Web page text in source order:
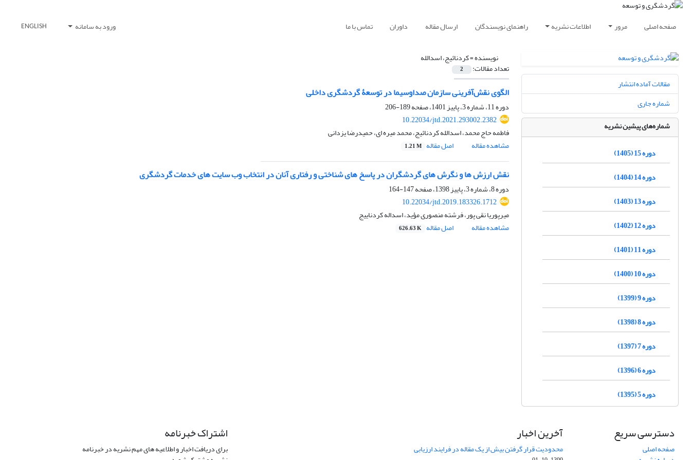
صفحه اصلی مرور اطلاعات نشریه راهنمای نویسندگان ارسال مقاله داوران تماس با ما ورود به سامانه ENGLISH
نویسنده =کردنائیج، اسدالله
تعداد مقالات: 2
الگوی نقش‌آفرینی سازمان صداوسیما در توسعۀ گردشگری داخلی
دوره 11، شماره 3، پاییز 1401، صفحه
189-206
10.22034/jtd.2021.293002.2382
فاطمه حاج محمد، اسدالله کردنائیج، محمد میره ای، حمیدرضا یزدانی
مشاهده مقاله
اصل مقاله 1.21 M
نقش ارزش ها و نگرش های گردشگران در پاسخ های شناختی و رفتاری آنان در انتخاب وب سایت های خدمات گردشگری
دوره 8، شماره 3، پاییز 1398، صفحه
147-164
10.22034/jtd.2019.183326.1712
میرپوریا نقی پور، فرشته منصوری مؤید، اسداله کردناییج
مشاهده مقاله
اصل مقاله 626.63 K
مقالات آماده انتشار
شماره جاری
شماره‌های پیشین نشریه
دوره 15 (1405)
دوره 14 (1404)
دوره 13 (1403)
دوره 12 (1402)
دوره 11 (1401)
دوره 10 (1400)
دوره 9 (1399)
دوره 8 (1398)
دوره 7 (1397)
دوره 6 (1396)
دوره 5 (1395)
دسترسی سریع
صفحه اصلی
آخرین اخبار
محدودیت قرار گرفتن بیش از یک مقاله در فرایند ارزیابی
اشتراک خبرنامه
برای دریافت اخبار و اطلاعیه های مهم نشریه در خبرنامه